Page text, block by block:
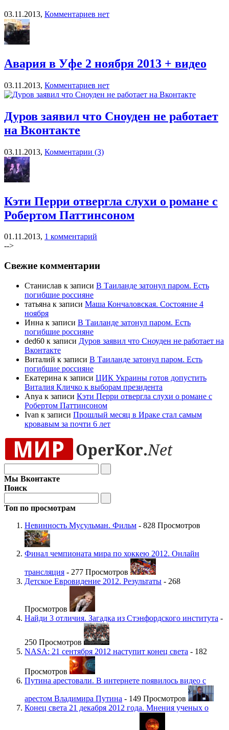
03.11.2013, Комментариев нет
Авария в Уфе 2 ноября 2013 + видео
03.11.2013, Комментариев нет
Дуров заявил что Сноуден не работает
на Вконтакте
03.11.2013, Комментарии (3)
Кэти Перри отвергла слухи о романе с
Робертом Паттинсоном
01.11.2013, 1 комментарий
-->
Свежие комментарии
Станислав к записи В Таиланде затонул паром. Есть
погибшие россияне
татьяна к записи Маша Кончаловская. Состояние 4
ноября
Инна к записи В Таиланде затонул паром. Есть
погибшие россияне
ded60 к записи Дуров заявил что Сноуден не работает на
Вконтакте
Виталий к записи В Таиланде затонул паром. Есть
погибшие россияне
Екатерина к записи ЦИК Украины готов допустить
Виталия Кличко к выборам президента
Anya к записи Кэти Перри отвергла слухи о романе с
Робертом Паттинсоном
Ivan к записи Прошлый месяц в Ираке стал самым
кровавым за почти 6 лет
Мы Вконтакте
Поиск
Топ по просмотрам
Невинность Мусульман. Фильм - 828 Просмотров
Финал чемпионата мира по хоккею 2012. Онлайн
трансляция - 277 Просмотров
Детское Евровидение 2012. Результаты - 268
Просмотров
Найди 3 отличия. Загадка из Стэнфордского института -
250 Просмотров
NASA: 21 сентября 2012 наступит конец света - 182
Просмотров
Путина арестовали. В интернете появилось видео с
арестом Владимира Путина - 149 Просмотров
Конец света 21 декабря 2012 года. Мнения ученых о